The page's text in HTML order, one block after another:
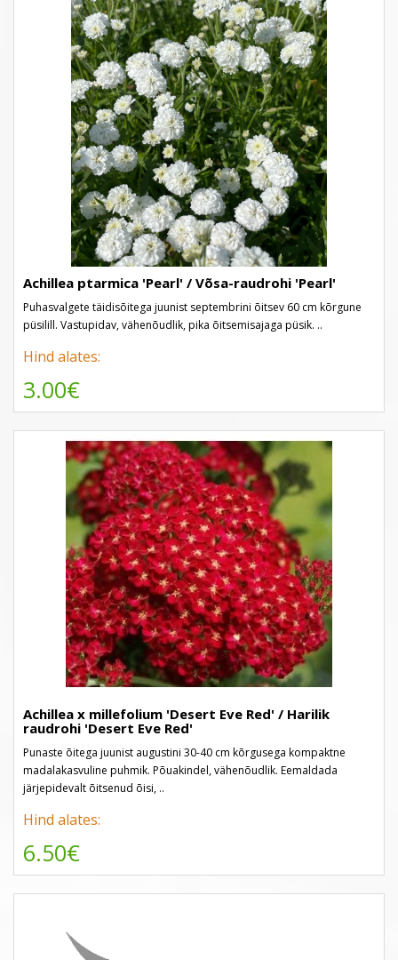
Achillea ptarmica 'Pearl' / Võsa-raudrohi 'Pearl'
Puhasvalgete täidisõitega juunist septembrini õitsev 60 cm kõrgune
püsilill. Vastupidav, vähenõudlik, pika õitsemisajaga püsik. ..
Hind alates:
3.00€
Achillea x millefolium 'Desert Eve Red' / Harilik
raudrohi 'Desert Eve Red'
Punaste õitega juunist augustini 30-40 cm kõrgusega kompaktne
madalakasvuline puhmik. Põuakindel, vähenõudlik. Eemaldada
järjepidevalt õitsenud õisi, ..
Hind alates:
6.50€